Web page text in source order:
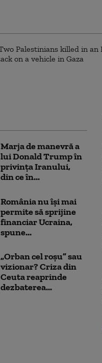
Marja de manevră a
lui Donald Trump în
privința Iranului,
din ce în...
România nu își mai
permite să sprijine
financiar Ucraina,
spune...
„Orban cel roșu” sau
vizionar? Criza din
Ceuta reaprinde
dezbaterea...